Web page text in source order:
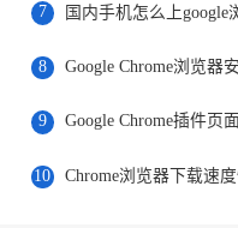
7 国内手机怎么上google
8 Google Chrome浏览器
9
10 Chrome浏览器下载速